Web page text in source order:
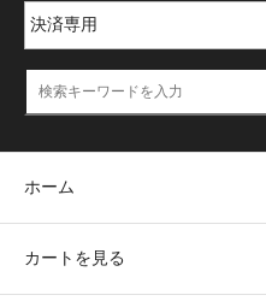
ホーム
カートを見る